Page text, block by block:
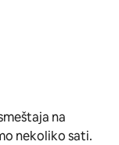
na
nekoliko sati.